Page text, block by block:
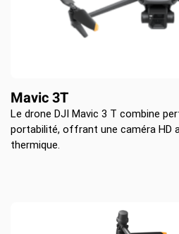
Mavic 3T
Le drone DJI Mavic 3 T combine
portabilité, offrant une caméra HD
thermique.